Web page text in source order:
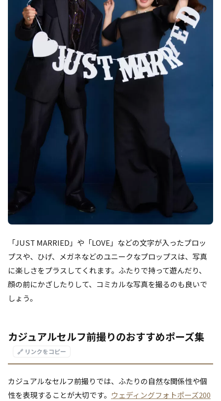
「JUST MARRIED」や「LOVE」などの文字が入ったプロッ
プスや、ひげ、メガネなどのユニークなプロップスは、写真
に楽しさをプラスしてくれます。ふたりで持って遊んだり、
顔の前にかざしたりして、コミカルな写真を撮るのも良いで
しょう。
カジュアルセルフ前撮りのおすすめポーズ集
🔗 リンクをコピー
カジュアルなセルフ前撮りでは、ふたりの自然な関係性や個
性を表現することが大切です。 ウェディングフォトポーズ200